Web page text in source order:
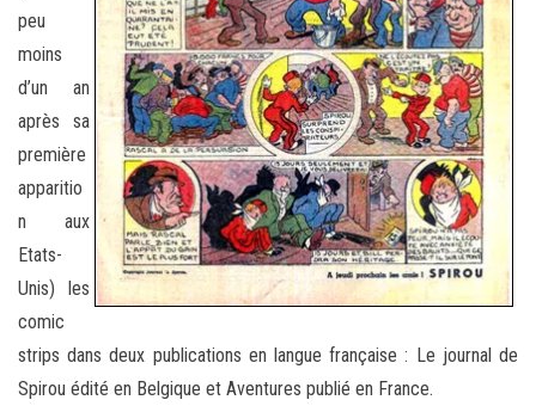
peu
moins
d’un an
après sa
première
apparitio
n aux
Etats-
Unis) les
comic
strips dans deux publications en langue française : Le journal de
Spirou édité en Belgique et Aventures publié en France.